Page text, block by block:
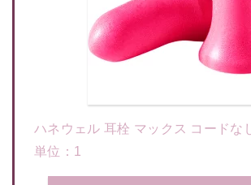
ハネウェル 耳栓 マックス コードな
単位：1